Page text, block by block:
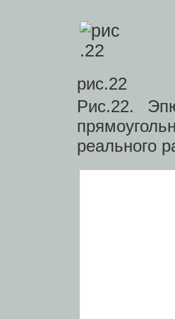
рис.22
Рис.22.
реального